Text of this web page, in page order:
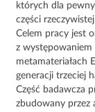
których dla
części
Celem pracy jest
z
metamateriałach
generacji trzeciej
Część badawcza
zbudowany przez